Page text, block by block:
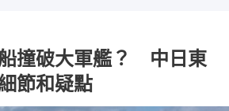
船撞破大軍艦？ 中日東
節和疑點